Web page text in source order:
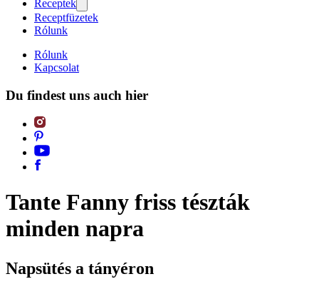
Receptek
Receptfüzetek
Rólunk
Rólunk
Kapcsolat
Du findest uns auch hier
Tante Fanny friss tészták
minden napra
Napsütés a tányéron